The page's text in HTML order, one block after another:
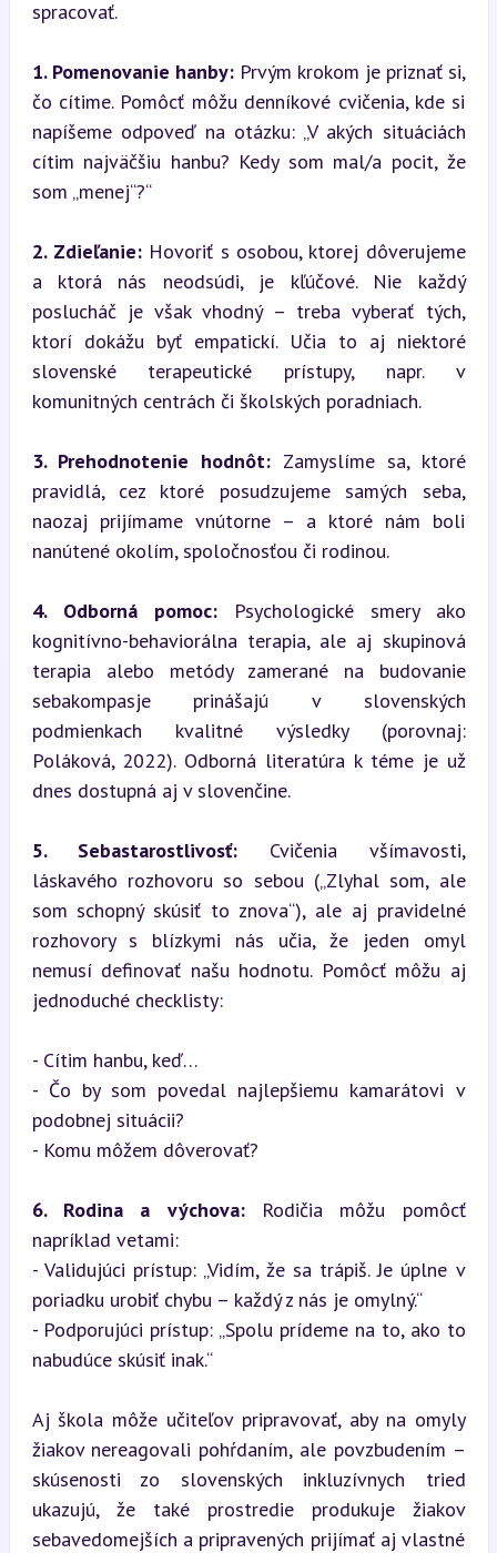
spracovať.
1. Pomenovanie hanby: Prvým krokom je priznať si,
čo cítime. Pomôcť môžu denníkové cvičenia, kde si
napíšeme odpoveď na otázku: „V akých situáciách
cítim najväčšiu hanbu? Kedy som mal/a pocit, že
som „menej“?“
2. Zdieľanie: Hovoriť s osobou, ktorej dôverujeme
a ktorá nás neodsúdi, je kľúčové. Nie každý
poslucháč je však vhodný – treba vyberať tých,
ktorí dokážu byť empatickí. Učia to aj niektoré
slovenské terapeutické prístupy, napr. v
komunitných centrách či školských poradniach.
3. Prehodnotenie hodnôt: Zamyslíme sa, ktoré
pravidlá, cez ktoré posudzujeme samých seba,
naozaj prijímame vnútorne – a ktoré nám boli
nanútené okolím, spoločnosťou či rodinou.
4. Odborná pomoc: Psychologické smery ako
kognitívno-behaviorálna terapia, ale aj skupinová
terapia alebo metódy zamerané na budovanie
sebakompasje prinášajú v slovenských
podmienkach kvalitné výsledky (porovnaj:
Poláková, 2022). Odborná literatúra k téme je už
dnes dostupná aj v slovenčine.
5. Sebastarostlivosť: Cvičenia všímavosti,
láskavého rozhovoru so sebou („Zlyhal som, ale
som schopný skúsiť to znova“), ale aj pravidelné
rozhovory s blízkymi nás učia, že jeden omyl
nemusí definovať našu hodnotu. Pomôcť môžu aj
jednoduché checklisty:
- Cítim hanbu, keď…
- Čo by som povedal najlepšiemu kamarátovi v
podobnej situácii?
- Komu môžem dôverovať?
6. Rodina a výchova: Rodičia môžu pomôcť
napríklad vetami:
- Validujúci prístup: „Vidím, že sa trápiš. Je úplne v
poriadku urobiť chybu – každý z nás je omylný.“
- Podporujúci prístup: „Spolu prídeme na to, ako to
nabudúce skúsiť inak.“
Aj škola môže učiteľov pripravovať, aby na omyly
žiakov nereagovali pohŕdaním, ale povzbudením –
skúsenosti zo slovenských inkluzívnych tried
ukazujú, že také prostredie produkuje žiakov
sebavedomejších a pripravených prijímať aj vlastné